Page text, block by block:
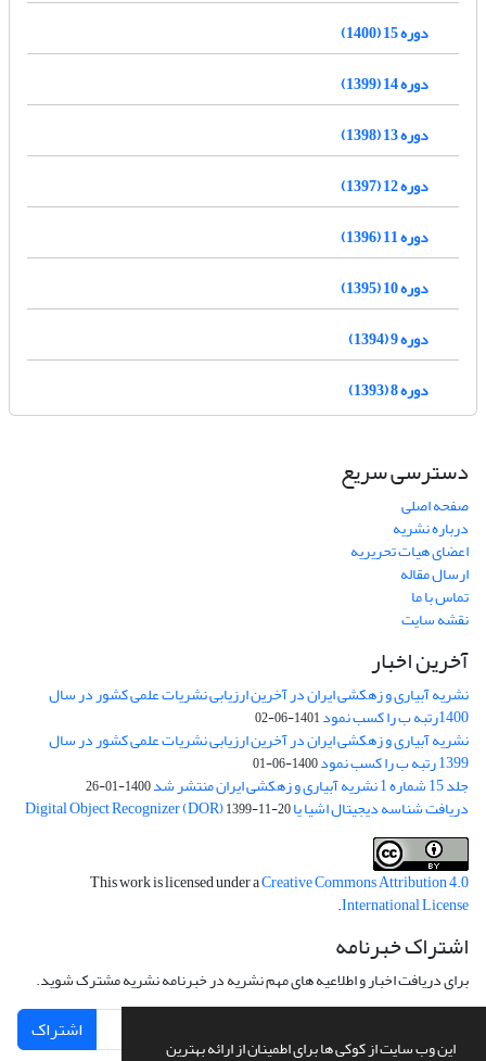
این وب سایت از کوکی ها برای اطمینان از ارائه بهترین
دوره 15 (1400)
دوره 14 (1399)
دوره 13 (1398)
دوره 12 (1397)
دوره 11 (1396)
دوره 10 (1395)
دوره 9 (1394)
دوره 8 (1393)
دسترسی سریع
صفحه اصلی
درباره نشریه
اعضای هیات تحریریه
ارسال مقاله
تماس با ما
نقشه سایت
آخرین اخبار
نشریه آبیاری و زهکشی ایران در آخرین ارزیابی نشریات علمی کشور در سال
1400رتبه ب را کسب نمود 1401-06-02
نشریه آبیاری و زهکشی ایران در آخرین ارزیابی نشریات علمی کشور در سال
1399 رتبه ب را کسب نمود 1400-06-01
جلد 15 شماره 1 نشریه آبیاری و زهکشی ایران منتشر شد 1400-01-26
دریافت شناسه دیجیتال اشیا یا Digital Object Recognizer (DOR)1399-11-20
This work is licensed under aCreative Commons Attribution 4.0
International License
.
اشتراک خبرنامه
برای دریافت اخبار و اطلاعیه های مهم نشریه در خبرنامه نشریه مشترک شوید.
اشتراک